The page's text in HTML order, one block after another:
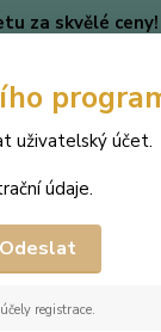
za skvělé ceny!
(Po-
perly Swarovski -
uživatelský účet.
údaje.
Odeslat
registrace.